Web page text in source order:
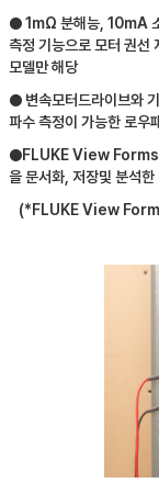
● 1mΩ 분해능, 10mA
측정 기능으로 모터 권
모델만 해당
● 변속모터드라이브와
파수 측정이 가능한 로
●FLUKE View Forms
을 문서화, 저장및 분석
(*FLUKE View Forms